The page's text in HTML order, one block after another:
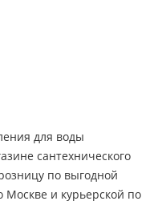
для воды
сантехнического
по выгодной
Москве и курьерской по